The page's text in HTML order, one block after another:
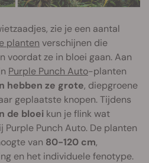
zie je een aantal
planten verschijnen die
voordat ze in bloei gaan. Aan
Purple Punch Auto-planten
hebben ze grote, diepgroene
geplaatste knopen. Tijdens
de bloei kun je flink wat
Punch Auto. De planten
van 80-120 cm,
en het individuele fenotype.